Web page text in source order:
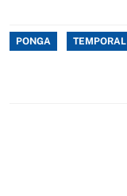
PONGA TEMPORAL